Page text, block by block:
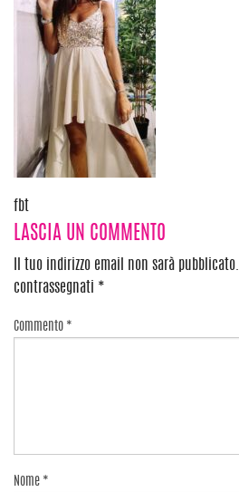
Navigazione
articoli
fbt
LASCIA UN COMMENTO
Il tuo indirizzo email non sarà pubblicato.
contrassegnati *
Commento *
Nome *